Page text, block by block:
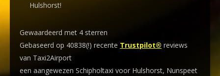
Hulshorst!
Gewaardeerd met 4 sterren
Gebaseerd op 40838(!) recente Trustpilot® reviews
van Taxi2Airport
een aangewezen Schipholtaxi voor Hulshorst, Nunspeet